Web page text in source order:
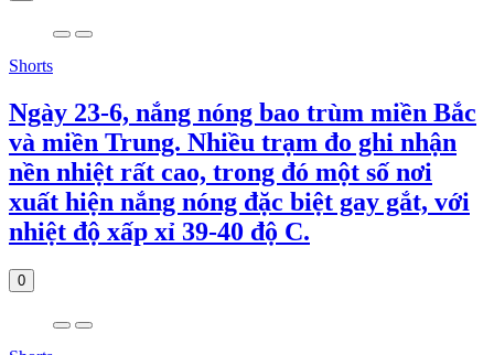
Shorts
Ngày 23-6, nắng nóng bao trùm miền Bắc
và miền Trung. Nhiều trạm đo ghi nhận
nền nhiệt rất cao, trong đó một số nơi
xuất hiện nắng nóng đặc biệt gay gắt, với
nhiệt độ xấp xỉ 39-40 độ C.
0